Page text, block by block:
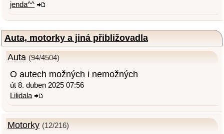
jenda^^
Auta, motorky a jiná přibližovadla
Auta (94/4504)
O autech možných i nemožných
út 8. duben 2025 07:56
Lilidala
Motorky (12/216)